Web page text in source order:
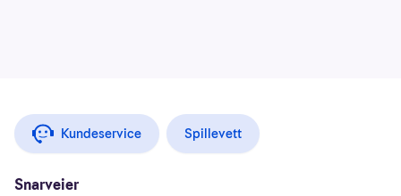
Kundeservice Spillevett
Snarveier